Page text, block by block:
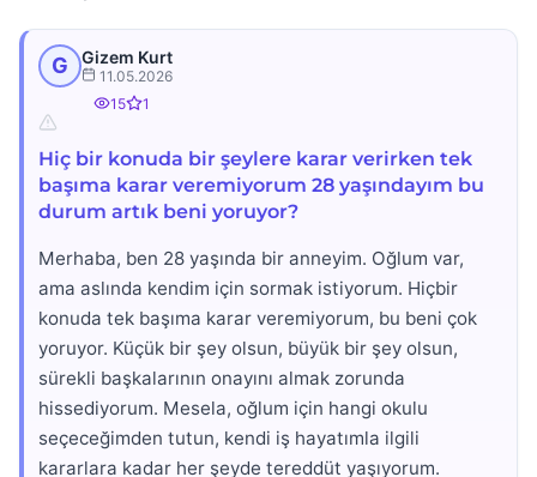
G Gizem Kurt
11.05.2026
15
1
Hiç bir konuda bir şeylere karar verirken tek
başıma karar veremiyorum 28 yaşındayım bu
durum artık beni yoruyor?
Merhaba, ben 28 yaşında bir anneyim. Oğlum var,
ama aslında kendim için sormak istiyorum. Hiçbir
konuda tek başıma karar veremiyorum, bu beni çok
yoruyor. Küçük bir şey olsun, büyük bir şey olsun,
sürekli başkalarının onayını almak zorunda
hissediyorum. Mesela, oğlum için hangi okulu
seçeceğimden tutun, kendi iş hayatımla ilgili
kararlara kadar her şeyde tereddüt yaşıyorum.